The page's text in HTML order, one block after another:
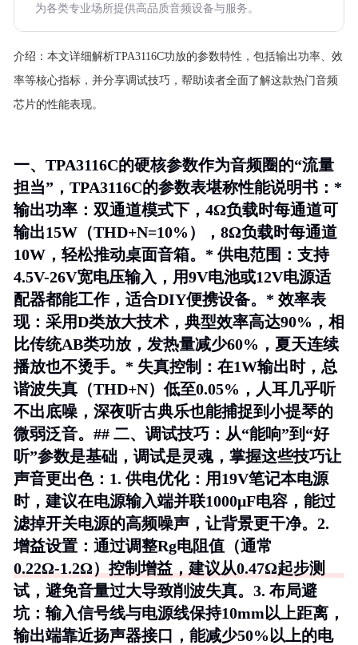
为各类专业场所提供高品质音频设备与服务。
介绍： 本文详细解析TPA3116C功放的参数特性，包括输出功率、效
率等核心指标，并分享调试技巧，帮助读者全面了解这款热门音频
芯片的性能表现。
一、TPA3116C的硬核参数作为音频圈的“流量
担当”，TPA3116C的参数表堪称性能说明书：*
输出功率 ：双通道模式下，4Ω负载时每通道可
输出15W（THD+N=10%），8Ω负载时每通道
10W，轻松推动桌面音箱。* 供电范围 ：支持
4.5V-26V宽电压输入，用9V电池或12V电源适
配器都能工作，适合DIY便携设备。* 效率表
现：采用D类放大技术，典型效率高达90%，相
比传统AB类功放，发热量减少60%，夏天连续
播放也不烫手。* 失真控制 ：在1W输出时，总
谐波失真（THD+N）低至0.05%，人耳几乎听
不出底噪，深夜听古典乐也能捕捉到小提琴的
微弱泛音。## 二、调试技巧：从“能响”到“好
听”参数是基础，调试是灵魂，掌握这些技巧让
声音更出色：1. 供电优化：用19V笔记本电源
时，建议在电源输入端并联1000μF电容，能过
滤掉开关电源的高频噪声，让背景更干净。2.
增益设置 ：通过调整Rg电阻值（通常
0.22Ω-1.2Ω）控制增益，建议从0.47Ω起步测
试，避免音量过大导致削波失真。3. 布局避
坑：输入信号线与电源线保持10mm以上距离，
输出端靠近扬声器接口，能减少50%以上的电